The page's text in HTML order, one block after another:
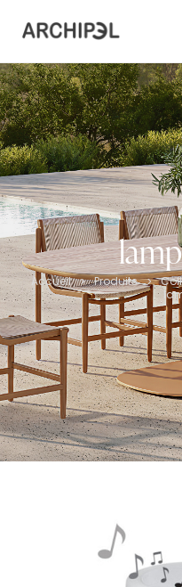
Accueil > Produits >